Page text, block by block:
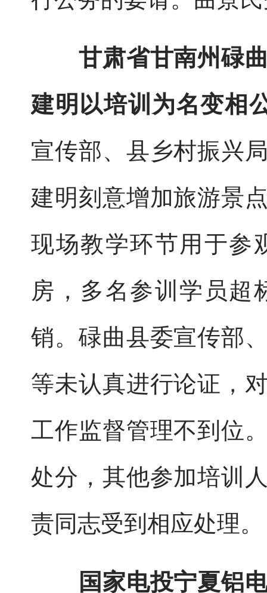
甘肃省甘南州碌
建明以培训为名变相
宣传部、县乡村振兴
建明刻意增加旅游景
现场教学环节用于参
房，多名参训学员超
销。碌曲县委宣传部
等未认真进行论证，
工作监督管理不到位
处分，其他参加培训
责同志受到相应处理。
国家电投宁夏铝